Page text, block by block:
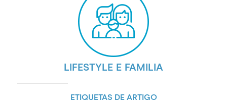
LIFESTYLE E FAMILIA
ETIQUETAS DE ARTIGO